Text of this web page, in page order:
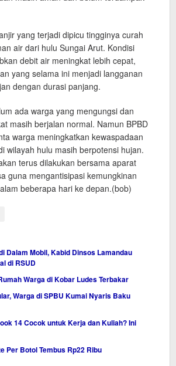
yang terjadi dipicu tingginya curah
air dari hulu Sungai Arut. Kondisi
debit air meningkat lebih cepat,
yang selama ini menjadi langganan
dengan durasi panjang.
ada warga yang mengungsi dan
masih berjalan normal. Namun BPBD
warga meningkatkan kewaspadaan
wilayah hulu masih berpotensi hujan.
terus dilakukan bersama aparat
guna mengantisipasi kemungkinan
beberapa hari ke depan.(bob)
Dalam Mobil, Kabid Dinsos Lamandau
di RSUD
Warga di Kobar Ludes Terbakar
Warga di SPBU Kumai Nyaris Baku
14 Cocok untuk Kerja dan Kuliah? Ini
Per Botol Tembus Rp22 Ribu